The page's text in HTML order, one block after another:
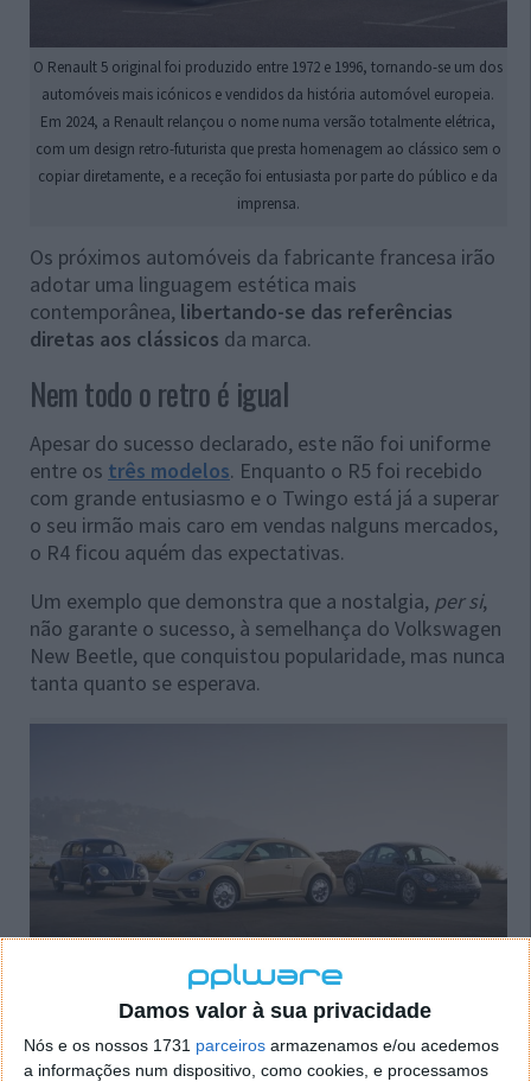
Damos valor à sua privacidade
Nós e os nossos 1731 parceiros armazenamos e/ou acedemos
a informações num dispositivo, como cookies, e processamos
O Renault 5 original foi produzido entre 1972 e 1996, tornando-se um dos
automóveis mais icónicos e vendidos da história automóvel europeia.
Em 2024, a Renault relançou o nome numa versão totalmente elétrica,
com um design retro-futurista que presta homenagem ao clássico sem o
copiar diretamente, e a receção foi entusiasta por parte do público e da
imprensa.
Os próximos automóveis da fabricante francesa irão
adotar uma linguagem estética mais
contemporânea, libertando-se das referências
diretas aos clássicos da marca.
Nem todo o retro é igual
Apesar do sucesso declarado, este não foi uniforme
entre os três modelos. Enquanto o R5 foi recebido
com grande entusiasmo e o Twingo está já a superar
o seu irmão mais caro em vendas nalguns mercados,
o R4 ficou aquém das expectativas.
Um exemplo que demonstra que a nostalgia, per si,
não garante o sucesso, à semelhança do Volkswagen
New Beetle, que conquistou popularidade, mas nunca
tanta quanto se esperava.
O Volkswagen New Beetle foi lançado em 1998 como uma reinterpretação
moderna do icónico Carocha original. Apesar de ter conquistado um
lugar no coração de muitos consumidores graças ao seu design